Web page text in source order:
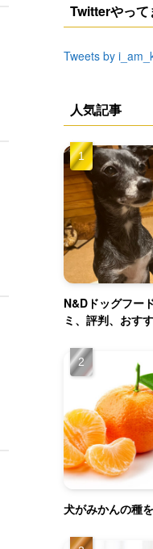
Twitterやって
Tweets by
人気記事
N&Dドッグフー
ミ、評判、おす
犬がみかんの種